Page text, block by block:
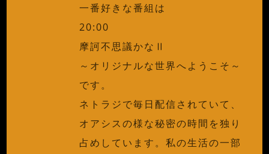
一番好きな番組は
20:00
摩訶不思議かなⅡ
～オリジナルな世界へようこそ～
です。
ネトラジで毎日配信されていて、
オアシスの様な秘密の時間を独り
占めしています。私の生活の一部